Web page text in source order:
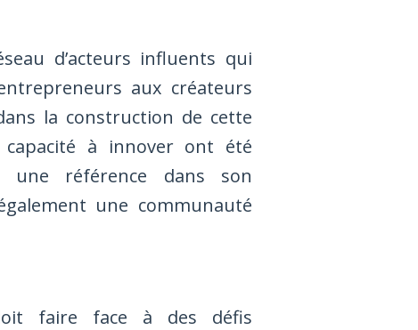
d’acteurs influents qui
aux créateurs
la construction de cette
à innover ont été
une référence dans son
une communauté
faire face à des défis